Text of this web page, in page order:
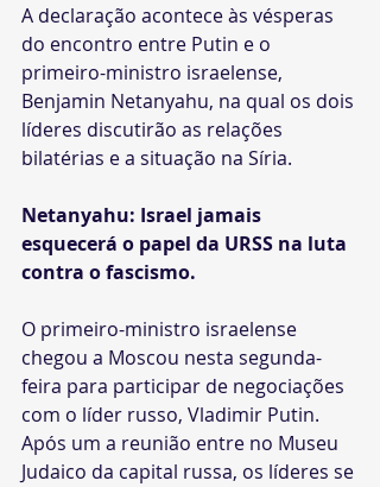
A declaração acontece às vésperas
do encontro entre Putin e o
primeiro-ministro israelense,
Benjamin Netanyahu, na qual os dois
líderes discutirão as relações
bilatérias e a situação na Síria.
Netanyahu: Israel jamais
esquecerá o papel da URSS na luta
contra o fascismo.
O primeiro-ministro israelense
chegou a Moscou nesta segunda-
feira para participar de negociações
com o líder russo, Vladimir Putin.
Após um a reunião entre no Museu
Judaico da capital russa, os líderes se